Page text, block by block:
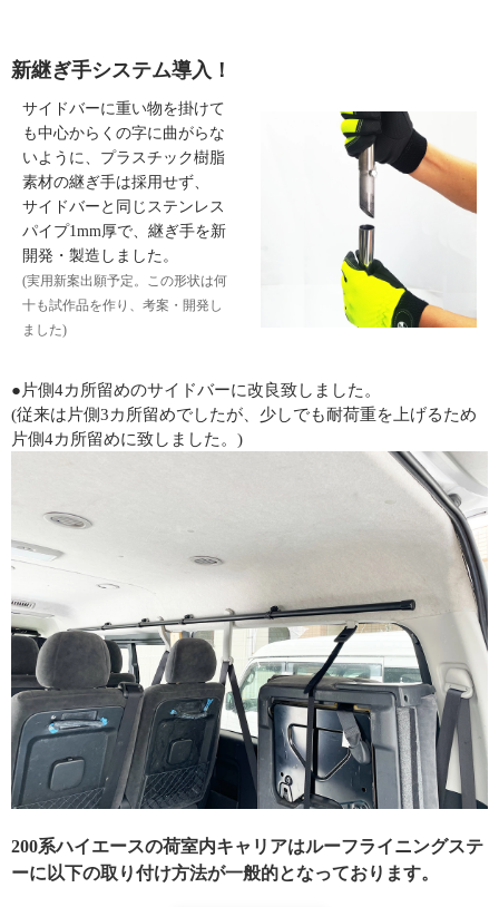
新継ぎ手システム導入！
サイドバーに重い物を掛けて
も中心からくの字に曲がらな
いように、プラスチック樹脂
素材の継ぎ手は採用せず、
サイドバーと同じステンレス
パイプ1mm厚で、継ぎ手を新
開発・製造しました。
(実用新案出願予定。この形状は何
十も試作品を作り、考案・開発し
ました)
●片側4カ所留めのサイドバーに改良致しました。
(従来は片側3カ所留めでしたが、少しでも耐荷重を上げるため
片側4カ所留めに致しました。)
200系ハイエースの荷室内キャリアはルーフライニングステ
ーに以下の取り付け方法が一般的となっております。